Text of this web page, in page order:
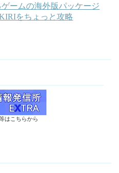
ゲームの海外版パッケージ
をちょっと攻略
はこちらから